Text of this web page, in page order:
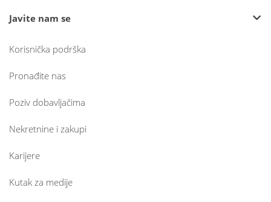
Javite nam se
Korisnička podrška
Pronađite nas
Poziv dobavljačima
Nekretnine i zakupi
Karijere
Kutak za medije